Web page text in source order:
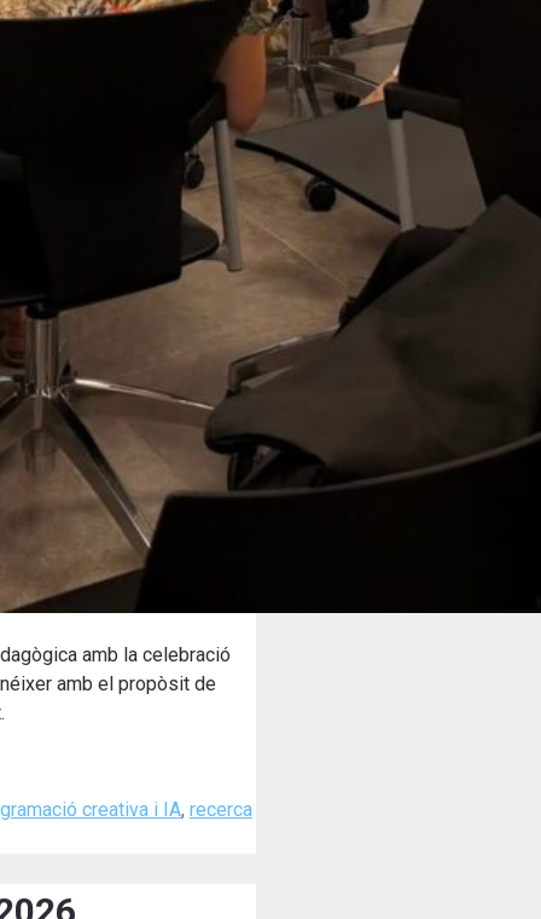
amb la celebració
amb el propòsit de
creativa i IA, recerca